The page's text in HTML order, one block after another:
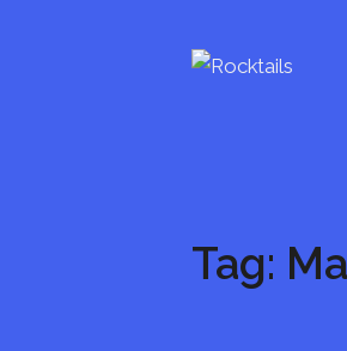
Tag: